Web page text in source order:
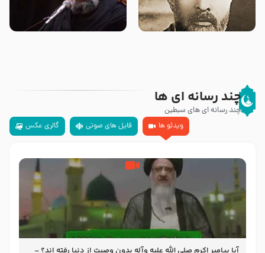
روضه‌ی مجلس یزید ملعون و
اسارت اهل‌بیت علیهم‌السلام –
سلام جوانی که امام حسین علیه
السلام خودش جوابش را دادند
چند رسانه ای ها
چند رسانه ای های سبطین
ویدئو ها
فایل های صوتی گالری عکس
آیا پیامبر اکرم صلی الله علیه وآله بدون وصیت از دنیا رفته ‌اند؟ –